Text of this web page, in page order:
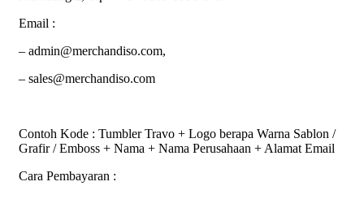
Email :
– admin@merchandiso.com,
– sales@merchandiso.com
Contoh Kode : Tumbler Travo + Logo berapa Warna Sablon /
Grafir / Emboss + Nama + Nama Perusahaan + Alamat Email
Cara Pembayaran :